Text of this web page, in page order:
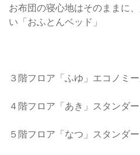
お布団の寝心地はそのままに
い「おふとんベッド」
３階フロア「ふゆ」エコノミ
４階フロア「あき」スタンダー
５階フロア「なつ」スタンダ